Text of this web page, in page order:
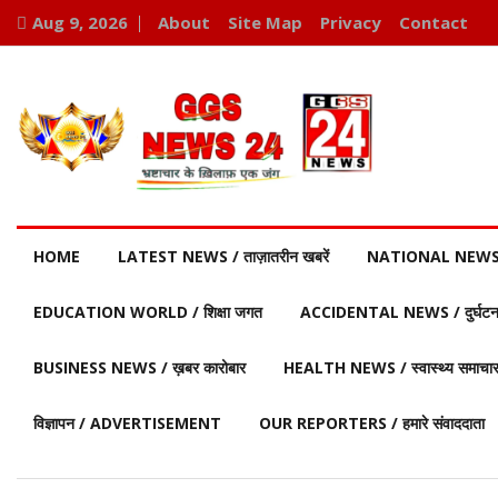
Aug 9, 2026 About Site Map Privacy Contact
HOME LATEST NEWS / ताज़ातरीन खबरें NATIONAL NEWS
EDUCATION WORLD / शिक्षा जगत ACCIDENTAL NEWS /
BUSINESS NEWS / ख़बर कारोबार HEALTH NEWS / स्वास्थ्य समाचार
विज्ञापन / ADVERTISEMENT OUR REPORTERS / हमारे संवाददाता